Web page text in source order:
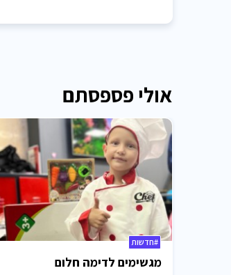
אולי פספסתם
#חדשות
מגשימים לדימה חלום